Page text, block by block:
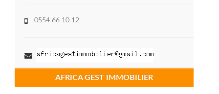
0554 66 10 12
AFRICA GEST IMMOBILIER